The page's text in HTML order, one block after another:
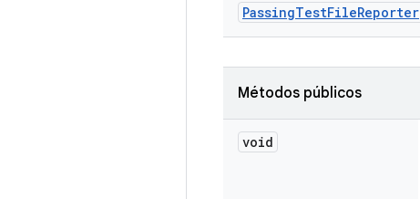
PassingTestFileReporter
Métodos públicos
void